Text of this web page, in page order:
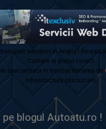
aeroport in Anglia? Încearcă
Calitate la prețul corect.
specializata in tranzactionarea de
infrastructura blockchain.
pe blogul Autoatu.ro !